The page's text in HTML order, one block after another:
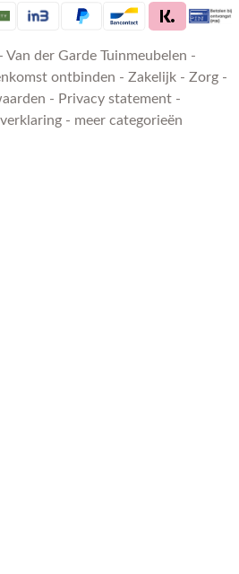
der Garde Tuinmeubelen -
ontbinden - Zakelijk - Zorg -
- Privacy statement-
- meer categorieën